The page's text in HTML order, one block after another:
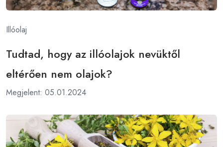
Illóolaj
Tudtad, hogy az illóolajok nevüktől
eltérően nem olajok?
Megjelent: 05.01.2024